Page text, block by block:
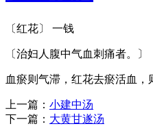
〔红花〕 一钱
〔治妇人腹中气血刺痛者。〕
血瘀则气滞，红花去瘀活血，
上一篇： 小建中汤
下一篇： 大黄甘遂汤